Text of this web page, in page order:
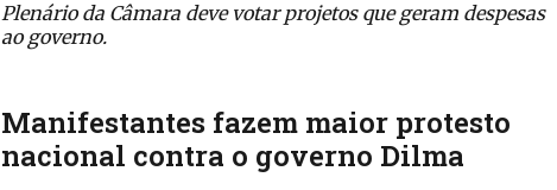
Plenário da Câmara deve votar projetos que geram despesas
ao governo.
Manifestantes fazem maior protesto
nacional contra o governo Dilma